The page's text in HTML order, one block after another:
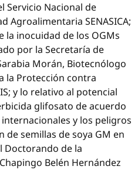
Servicio Nacional de
Agroalimentaria SENASICA;
la inocuidad de los OGMs
por la Secretaría de
Morán, Biotecnólogo
la Protección contra
y lo relativo al potencial
glifosato de acuerdo
y los peligros
de semillas de soya GM en
Doctorando de la
Belén Hernández